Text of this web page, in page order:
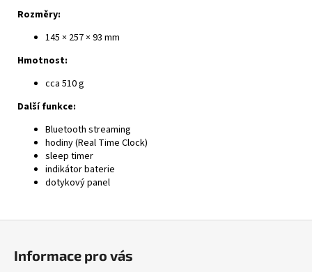
Rozměry:
145 × 257 × 93 mm
Hmotnost:
cca 510 g
Další funkce:
Bluetooth streaming
hodiny (Real Time Clock)
sleep timer
indikátor baterie
dotykový panel
Informace pro vás